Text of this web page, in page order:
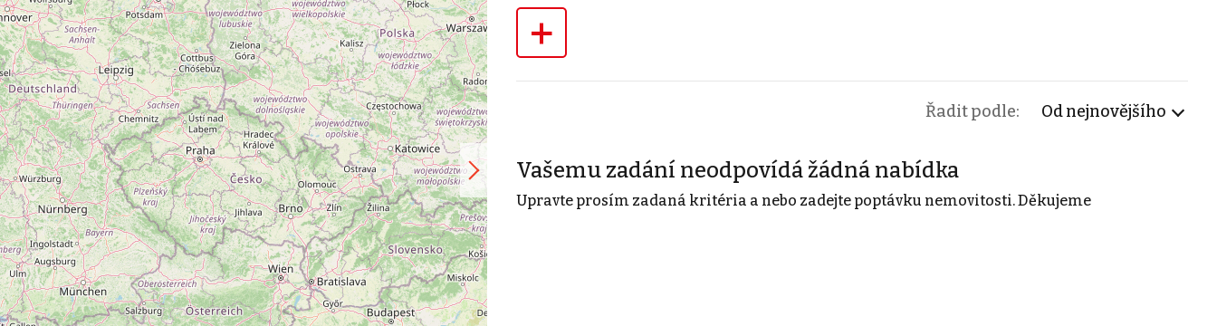
+
Řadit podle: Od nejnovějšího
Vašemu zadání neodpovídá žádná nabídka
Upravte prosím zadaná kritéria a nebo zadejte poptávku nemovitosti. Děkujeme